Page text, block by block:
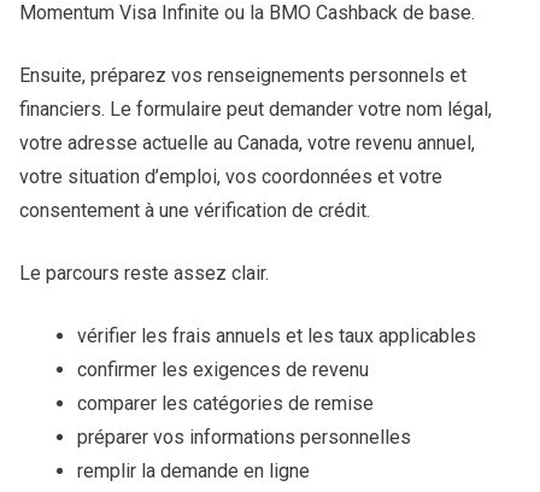
Momentum Visa Infinite ou la BMO Cashback de base.
Ensuite, préparez vos renseignements personnels et
financiers. Le formulaire peut demander votre nom légal,
votre adresse actuelle au Canada, votre revenu annuel,
votre situation d’emploi, vos coordonnées et votre
consentement à une vérification de crédit.
Le parcours reste assez clair.
vérifier les frais annuels et les taux applicables
confirmer les exigences de revenu
comparer les catégories de remise
préparer vos informations personnelles
remplir la demande en ligne